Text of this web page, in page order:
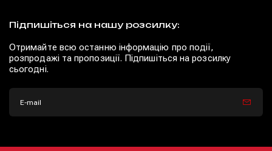
Підпишіться на нашу розсилку:
Отримайте всю останню інформацію про події,
розпродажі та пропозиції. Підпишіться на розсилку
сьогодні.